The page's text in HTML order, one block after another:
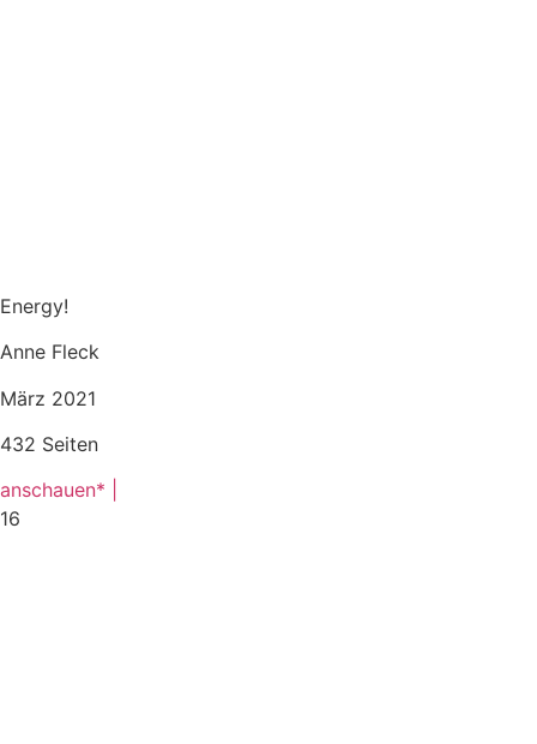
Energy!
Anne Fleck
März 2021
432 Seiten
anschauen* |
16